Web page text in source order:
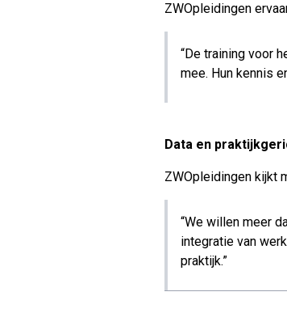
ZWOpleidingen
“De training voor
mee. Hun kennis
Data en
ZWOpleidingen kijkt
“We willen meer
integratie van
praktijk.”